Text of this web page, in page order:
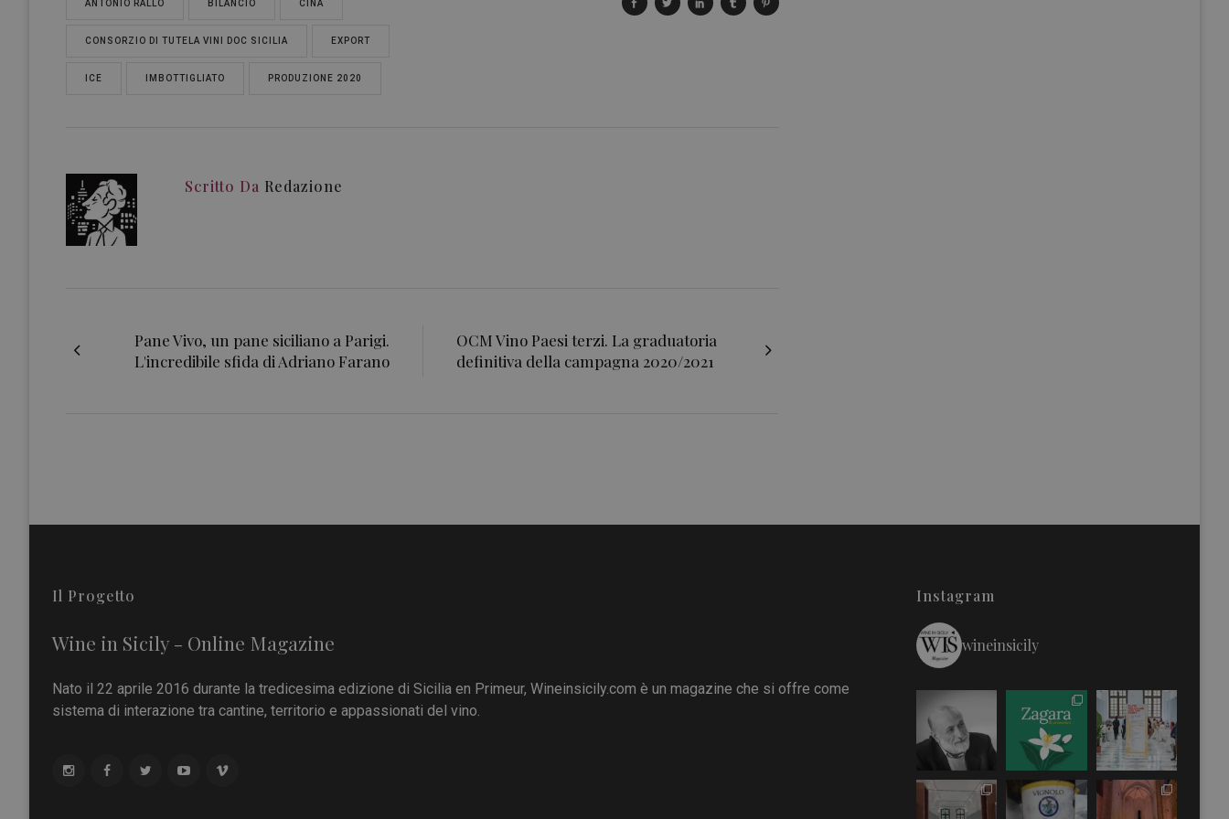
ANTONIO RALLO BILANCIO CINA
CONSORZIO DI TUTELA VINI DOC SICILIA EXPORT
ICE IMBOTTIGLIATO PRODUZIONE 2020
Scritto Da Redazione
Pane Vivo, un pane siciliano a Parigi.
L'incredibile sfida di Adriano Farano
OCM Vino Paesi terzi. La graduatoria
definitiva della campagna 2020/2021
Il Progetto
Wine in Sicily - Online Magazine
Nato il 22 aprile 2016 durante la tredicesima edizione di Sicilia en Primeur, Wineinsicily.com è un magazine che si offre come
sistema di interazione tra cantine, territorio e appassionati del vino.
Instagram
wineinsicily